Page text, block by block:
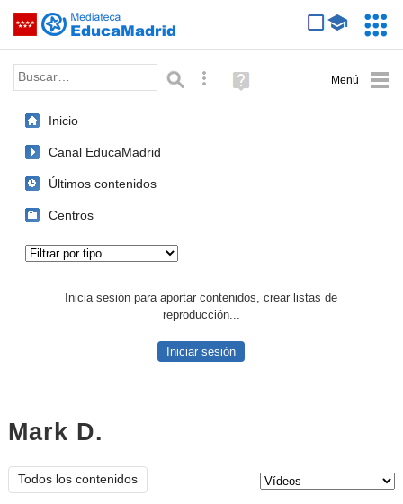
Saltar navegación
Palabra o frase: Búsqueda avanzada
Ayuda
(en
Inicio
Canal EducaMadrid
Últimos contenidos
Centros
Inicia sesión para aportar contenidos, crear listas de
reproducción...
Iniciar sesión
Mark D.
Todos los contenidos